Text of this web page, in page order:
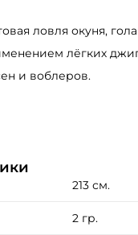
ловля окуня,
лёгких
и воблеров.
форелью на
выполнен из
вершинки Solid и
213 см.
2 гр.